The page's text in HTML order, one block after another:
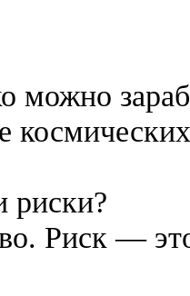
можно
риски?
Риск —